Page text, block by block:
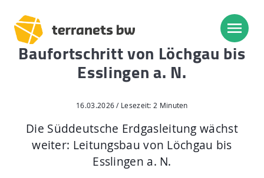
Trassenverlauf SEL:
Lampertheim – Heidelberg
Heidelberg – Heilbronn
Heilbronn – Löchgau
Löchgau – Esslingen a. N.
Baufortschritt von Löchgau bis
Esslingen a. N.
16.03.2026 / Lesezeit: 2 Minuten
Die Süddeutsche Erdgasleitung wächst
weiter: Leitungsbau von Löchgau bis
Esslingen a. N.